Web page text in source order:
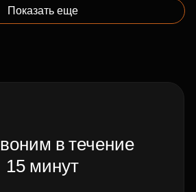
Показать еще
в течение
15 минут